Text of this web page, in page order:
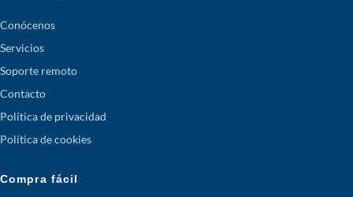
Conócenos
Servicios
Soporte remoto
Contacto
Política de privacidad
Política de cookies
Compra fácil